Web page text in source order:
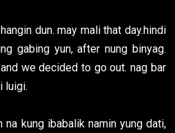
dun. may mali that day.hindi
gabing yun, after nung binyag.
we decided to go out. nag bar
luigi.
na kung ibabalik namin yung dati,